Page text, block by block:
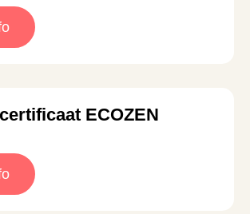
ECOZEN